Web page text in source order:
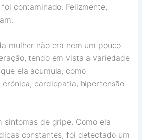
contaminado. Felizmente,
mulher não era nem um pouco
tendo em vista a variedade
ela acumula, como
crônica, cardiopatia, hipertensão
sintomas de gripe. Como ela
constantes, foi detectado um